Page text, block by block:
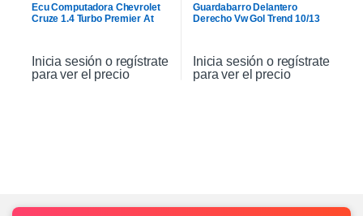
Ecu Computadora Chevrolet
Cruze 1.4 Turbo Premier At
Inicia sesión o regístrate
para ver el precio
Guardabarro Delantero
Derecho Vw Gol Trend 10/13
Inicia sesión o regístrate
para ver el precio